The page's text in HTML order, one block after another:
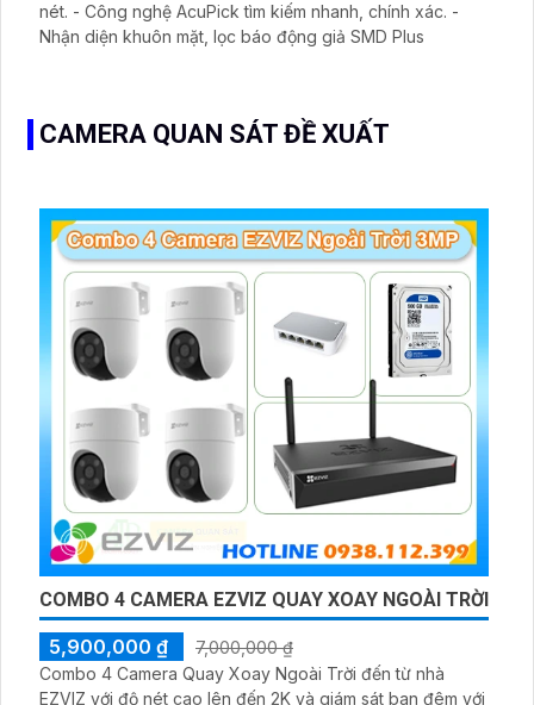
nét. - Công nghệ AcuPick tìm kiếm nhanh, chính xác. -
Nhận diện khuôn mặt, lọc báo động giả SMD Plus
CAMERA QUAN SÁT ĐỀ XUẤT
COMBO 4 CAMERA EZVIZ QUAY XOAY NGOÀI TRỜI
5,900,000 ₫
7,000,000 ₫
Combo 4 Camera Quay Xoay Ngoài Trời đến từ nhà
EZVIZ với độ nét cao lên đến 2K và giám sát ban đêm với